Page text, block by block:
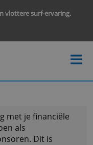
een vlottere surf-
met je